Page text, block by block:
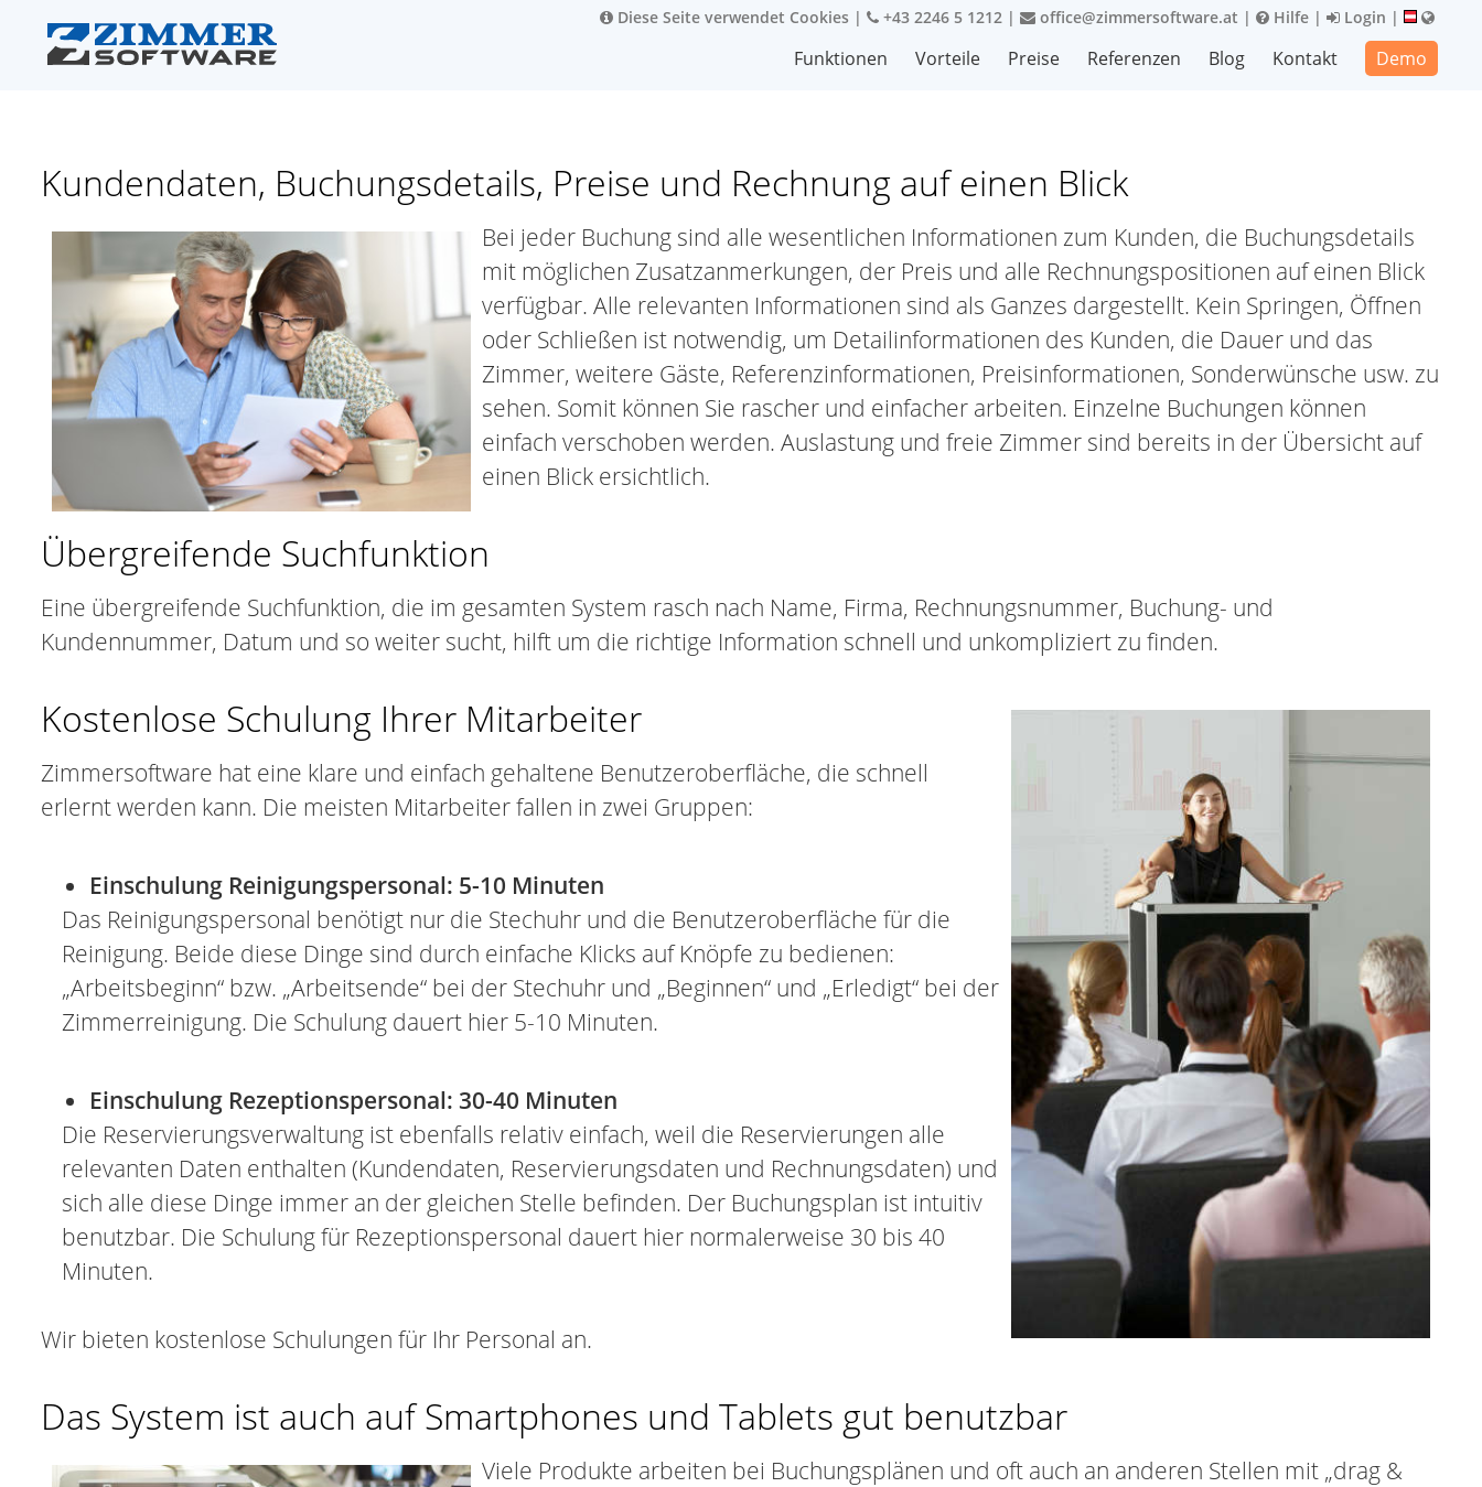
Diese Seite verwendet Cookies | +43 2246 5 1212 | office@zimmersoftware.at | Hilfe | Login |
Funktionen Vorteile Preise Referenzen Blog Kontakt Demo
Kundendaten, Buchungsdetails, Preise und Rechnung auf einen Blick
Bei jeder Buchung sind alle wesentlichen Informationen zum Kunden, die Buchungsdetails
mit möglichen Zusatzanmerkungen, der Preis und alle Rechnungspositionen auf einen Blick
verfügbar. Alle relevanten Informationen sind als Ganzes dargestellt. Kein Springen, Öffnen
oder Schließen ist notwendig, um Detailinformationen des Kunden, die Dauer und das
Zimmer, weitere Gäste, Referenzinformationen, Preisinformationen, Sonderwünsche usw. zu
sehen. Somit können Sie rascher und einfacher arbeiten. Einzelne Buchungen können
einfach verschoben werden. Auslastung und freie Zimmer sind bereits in der Übersicht auf
einen Blick ersichtlich.
Übergreifende Suchfunktion
Eine übergreifende Suchfunktion, die im gesamten System rasch nach Name, Firma, Rechnungsnummer, Buchung- und
Kundennummer, Datum und so weiter sucht, hilft um die richtige Information schnell und unkompliziert zu finden.
Kostenlose Schulung Ihrer Mitarbeiter
Zimmersoftware hat eine klare und einfach gehaltene Benutzeroberfläche, die schnell
erlernt werden kann. Die meisten Mitarbeiter fallen in zwei Gruppen:
Einschulung Reinigungspersonal: 5-10 Minuten
Das Reinigungspersonal benötigt nur die Stechuhr und die Benutzeroberfläche für die
Reinigung. Beide diese Dinge sind durch einfache Klicks auf Knöpfe zu bedienen:
„Arbeitsbeginn“ bzw. „Arbeitsende“ bei der Stechuhr und „Beginnen“ und „Erledigt“ bei der
Zimmerreinigung. Die Schulung dauert hier 5-10 Minuten.
Einschulung Rezeptionspersonal: 30-40 Minuten
Die Reservierungsverwaltung ist ebenfalls relativ einfach, weil die Reservierungen alle
relevanten Daten enthalten (Kundendaten, Reservierungsdaten und Rechnungsdaten) und
sich alle diese Dinge immer an der gleichen Stelle befinden. Der Buchungsplan ist intuitiv
benutzbar. Die Schulung für Rezeptionspersonal dauert hier normalerweise 30 bis 40
Minuten.
Wir bieten kostenlose Schulungen für Ihr Personal an.
Das System ist auch auf Smartphones und Tablets gut benutzbar
Viele Produkte arbeiten bei Buchungsplänen und oft auch an anderen Stellen mit „drag &